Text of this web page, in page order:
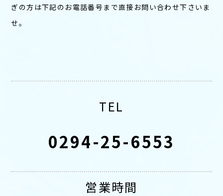
ぎの方は下記のお電話番号まで直接お問い合わせ下さいま
せ。
TEL
0294-25-6553
営業時間